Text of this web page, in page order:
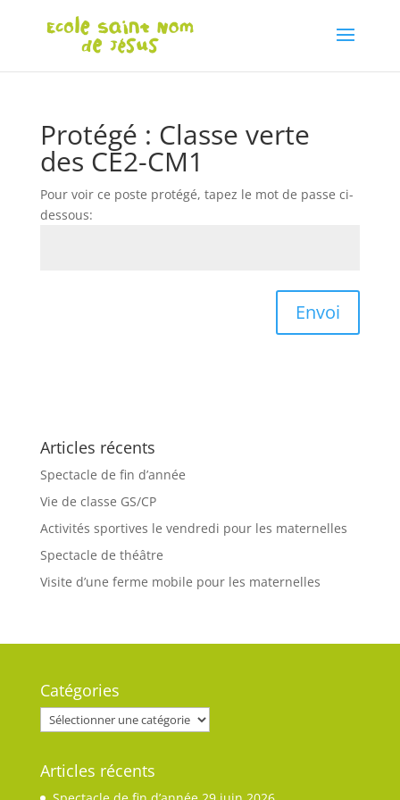
Protégé : Classe verte
des CE2-CM1
Pour voir ce poste protégé, tapez le mot de passe ci-
dessous:
Envoi
Articles récents
Spectacle de fin d’année
Vie de classe GS/CP
Activités sportives le vendredi pour les maternelles
Spectacle de théâtre
Visite d’une ferme mobile pour les maternelles
Catégories
Catégories
Articles récents